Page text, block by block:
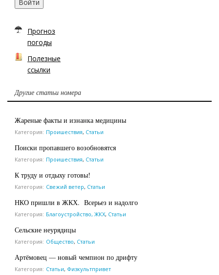
Войти
Прогноз
погоды
Полезные
ссылки
Другие статьи номера
Жареные факты и изнанка медицины
Категория: Проишествия, Статьи
Поиски пропавшего возобновятся
Категория: Проишествия, Статьи
К труду и отдыху готовы!
Категория: Свежий ветер, Статьи
НКО пришли в ЖКХ. Всерьез и надолго
Категория: Благоустройство, ЖКХ, Статьи
Сельские неурядицы
Категория: Общество, Статьи
Артёмовец — новый чемпион по дрифту
Категория: Статьи, Физкультпривет